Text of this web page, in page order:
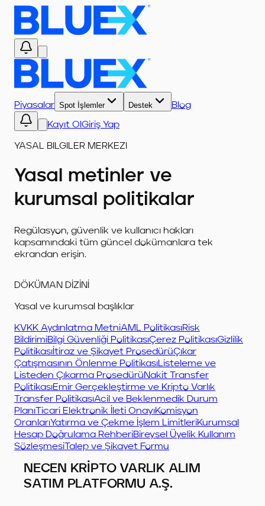
Piyasalar Spot İşlemler Destek Blog
Kayıt Ol Giriş Yap
YASAL BILGILER MERKEZI
Yasal metinler ve
kurumsal politikalar
Regülasyon, güvenlik ve kullanıcı hakları
kapsamındaki tüm güncel dokümanlara tek
ekrandan erişin.
DÖKÜMAN DİZİNİ
Yasal ve kurumsal başlıklar
KVKK Aydınlatma MetniAML PolitikasıRisk
BildirimiBilgi Güvenliği PolitikasıÇerez PolitikasıGizlilik
Politikasıİtiraz ve Şikayet ProsedürüÇıkar
Çatışmasının Önlenme PolitikasıListeleme ve
Listeden Çıkarma ProsedürüNakit Transfer
PolitikasıEmir Gerçekleştirme ve Kripto Varlık
Transfer PolitikasıAcil ve Beklenmedik Durum
Planı Ticari Elektronik İleti OnayıKomisyon
OranlarıYatırma ve Çekme İşlem LimitleriKurumsal
Hesap Doğrulama RehberiBireysel Üyelik Kullanım
Sözleşmesi Talep ve Şikayet Formu
NECEN KRİPTO VARLIK ALIM
SATIM PLATFORMU A.Ş.